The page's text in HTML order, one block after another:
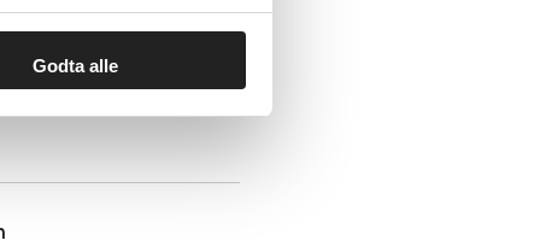
Godta alle